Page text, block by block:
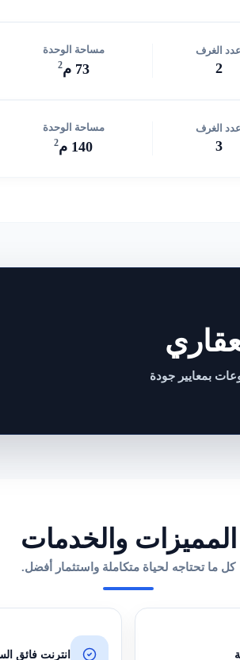
عدد الغرف
2
مساحة الوحدة
73 م 2
عدد الغرف
3
مساحة الوحدة
140 م 2
بمعايير جودة
المميزات والخدمات
كل ما تحتاجه لحياة متكاملة واستثمار أفضل.
انترنت فائق